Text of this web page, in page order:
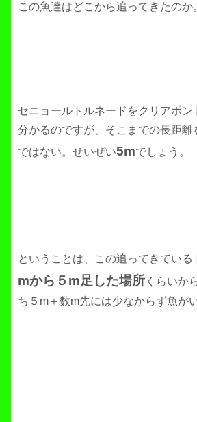
この魚達はどこから追ってきたのか
セニョールトルネードをクリアポン
分かるのですが、そこまでの長距離
ではない。せいぜい5mでしょう。
ということは、この追ってきている
mから５m足した場所 くらいか
ち５m＋数m先には少なからず魚が